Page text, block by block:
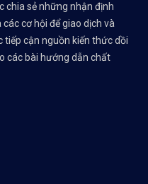
chia sẻ những nhận định
cơ hội để giao dịch và
tiếp cận nguồn kiến thức dồi
các bài hướng dẫn chất